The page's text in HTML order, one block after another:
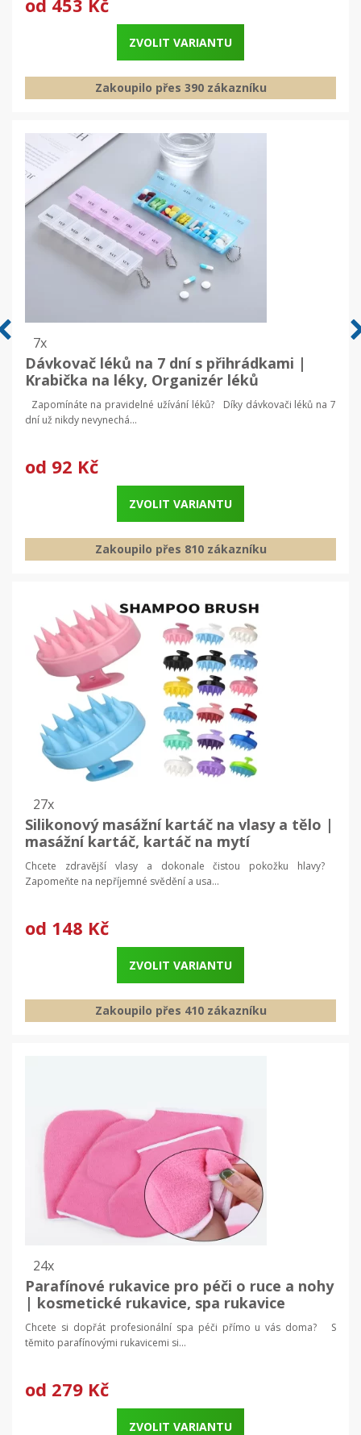
ZVOLIT VARIANTU
Zakoupilo přes 390 zákazníku
7x
Dávkovač léků na 7 dní s přihrádkami |
Krabička na léky, Organizér léků
Zapomínáte na pravidelné užívání léků? Díky dávkovači léků na 7
dní už nikdy nevynechá...
od 92 Kč
ZVOLIT VARIANTU
Zakoupilo přes 810 zákazníku
27x
Silikonový masážní kartáč na vlasy a tělo |
masážní kartáč, kartáč na mytí
Chcete zdravější vlasy a dokonale čistou pokožku hlavy?
Zapomeňte na nepříjemné svědění a usa...
od 148 Kč
ZVOLIT VARIANTU
Zakoupilo přes 410 zákazníku
24x
Parafínové rukavice pro péči o ruce a nohy
| kosmetické rukavice, spa rukavice
Chcete si dopřát profesionální spa péči přímo u vás doma? S
těmito parafínovými rukavicemi si...
od 279 Kč
ZVOLIT VARIANTU